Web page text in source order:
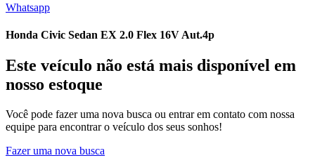
Whatsapp
Honda Civic Sedan EX 2.0 Flex 16V Aut.4p
Este veículo não está mais disponível em
nosso estoque
Você pode fazer uma nova busca ou entrar em contato com nossa
equipe para encontrar o veículo dos seus sonhos!
Fazer uma nova busca